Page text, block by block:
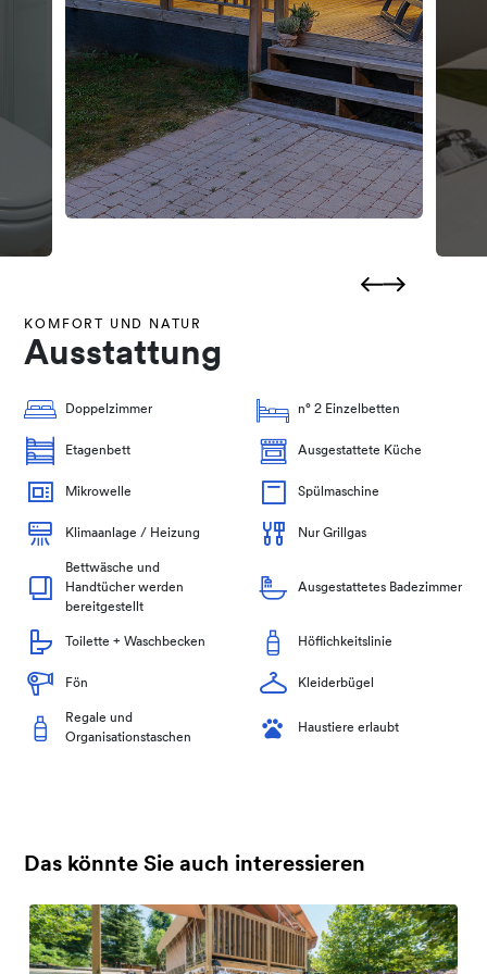
KOMFORT UND NATUR
Ausstattung
Doppelzimmer n° 2 Einzelbetten
Etagenbett Ausgestattete Küche
Mikrowelle Spülmaschine
Klimaanlage / Heizung Nur Grillgas
Bettwäsche und
Handtücher werden
bereitgestellt
Ausgestattetes Badezimmer
Toilette + Waschbecken Höflichkeitslinie
Fön Kleiderbügel
Regale und
Organisationstaschen
Haustiere erlaubt
Das könnte Sie auch interessieren